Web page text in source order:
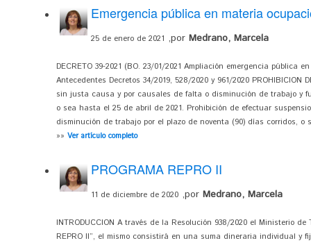
Emergencia pública en materia
25 de enero de 2021 ,por Medrano, Marcela
DECRETO 39-2021 (BO. 23/01/2021 Ampliación emergencia pública
Antecedentes Decretos 34/2019, 528/2020 y 961/2020 PROHIBICION
sin justa causa y por causales de falta o disminución de trabajo y
o sea hasta el 25 de abril de 2021. Prohibición de efectuar
disminución de trabajo por el plazo de noventa (90) días corridos, o
»» Ver artículo completo
PROGRAMA REPRO II
11 de diciembre de 2020 ,por Medrano, Marcela
INTRODUCCION A través de la Resolución 938/2020 el Ministerio
REPRO II”, el mismo consistirá en una suma dineraria individual